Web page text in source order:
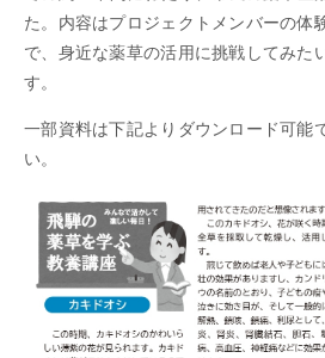
た。内容はプロジェクトメンバーの体
で、身近な薬草の活用に挑戦してみた
す。
一部資料は下記よりダウンロード可能
い。